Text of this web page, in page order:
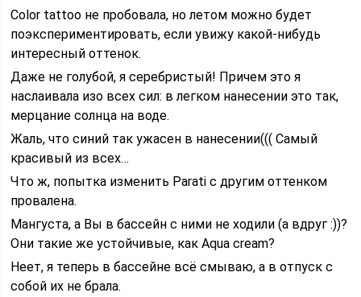
Color tattoo не пробовала, но летом можно будет
поэкспериментировать, если увижу какой-нибудь
интересный оттенок.
Даже не голубой, я серебристый! Причем это я
наслаивала изо всех сил: в легком нанесении это так,
мерцание солнца на воде.
Жаль, что синий так ужасен в нанесении((( Самый
красивый из всех…
Что ж, попытка изменить Parati с другим оттенком
провалена.
Мангуста, а Вы в бассейн с ними не ходили (а вдруг :))?
Они такие же устойчивые, как Aqua cream?
Неет, я теперь в бассейне всё смываю, а в отпуск с
собой их не брала.